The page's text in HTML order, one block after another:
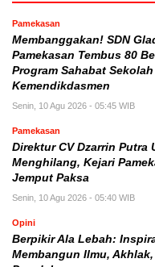
Pamekasan
Membanggakan! SDN
Pamekasan Tembus 80
Program Sahabat
Kemendikdasmen
Senin, 10 Agu 2026 - 05:45 WIB
Pamekasan
Direktur CV Dzarrin Putra
Menghilang, Kejari
Jemput Paksa
Senin, 10 Agu 2026 - 05:40 WIB
Opini
Berpikir Ala Lebah:
Membangun Ilmu,